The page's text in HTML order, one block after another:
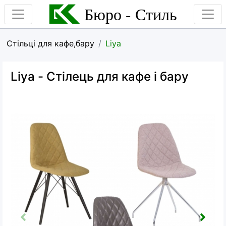
Бюро - Стиль
Стільці для кафе,бару Liya
Liya - Стілець для кафе і бару